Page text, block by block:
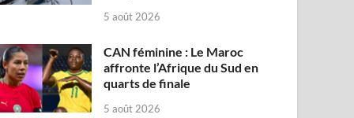
5 août 2026
CAN féminine : Le Maroc
affronte l’Afrique du Sud en
quarts de finale
5 août 2026